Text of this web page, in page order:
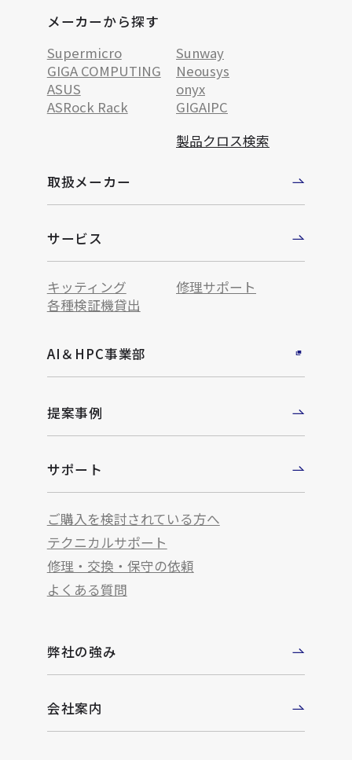
メーカーから探す
Supermicro
Sunway
GIGA COMPUTING
Neousys
ASUS
onyx
ASRock Rack
GIGAIPC
製品クロス検索
取扱メーカー
サービス
キッティング
修理サポート
各種検証機貸出
AI＆HPC事業部
提案事例
サポート
ご購入を検討されている方へ
テクニカルサポート
修理・交換・保守の依頼
よくある質問
弊社の強み
会社案内